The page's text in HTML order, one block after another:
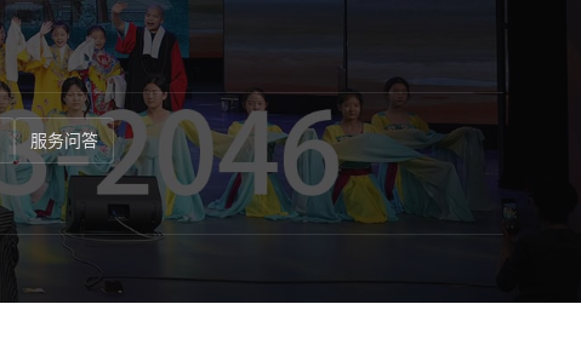
服务问答